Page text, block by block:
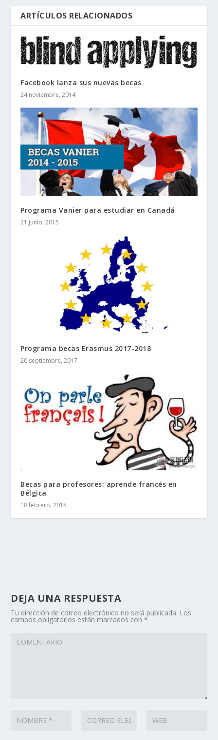
ARTÍCULOS RELACIONADOS
Facebook lanza sus nuevas becas
24 noviembre, 2014
Programa Vanier para estudiar en Canadá
21 junio, 2015
Programa becas Erasmus 2017-2018
20 septiembre, 2017
Becas para profesores: aprende francés en
Bélgica
18 febrero, 2015
DEJA UNA RESPUESTA
Tu dirección de correo electrónico no será publicada. Los
campos obligatorios están marcados con*